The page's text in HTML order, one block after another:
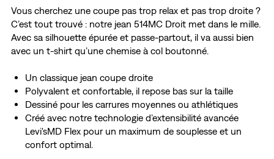
Vous cherchez une coupe pas trop relax et pas trop droite ?
C’est tout trouvé : notre jean 514MC Droit met dans le mille.
Avec sa silhouette épurée et passe-partout, il va aussi bien
avec un t-shirt qu’une chemise à col boutonné.
Un classique jean coupe droite
Polyvalent et confortable, il repose bas sur la taille
Dessiné pour les carrures moyennes ou athlétiques
Créé avec notre technologie d’extensibilité avancée
Levi'sMD Flex pour un maximum de souplesse et un
confort optimal.